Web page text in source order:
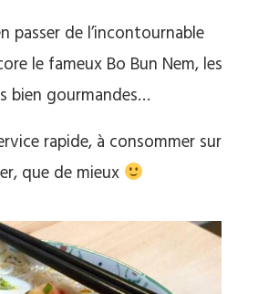
passer de l’incontournable
le fameux Bo Bun Nem, les
bien gourmandes…
rapide, à consommer sur
que de mieux